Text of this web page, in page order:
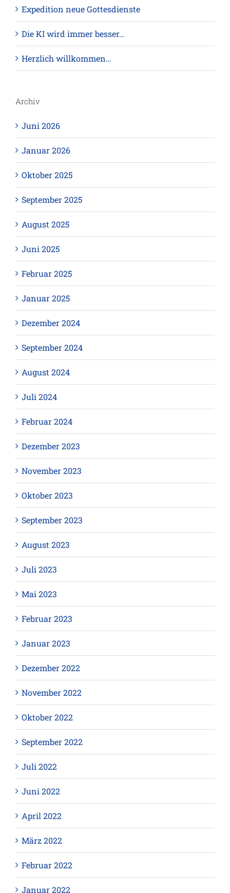
Expedition neue Gottesdienste
Die KI wird immer besser…
Herzlich willkommen…
Archiv
Juni 2026
Januar 2026
Oktober 2025
September 2025
August 2025
Juni 2025
Februar 2025
Januar 2025
Dezember 2024
September 2024
August 2024
Juli 2024
Februar 2024
Dezember 2023
November 2023
Oktober 2023
September 2023
August 2023
Juli 2023
Mai 2023
Februar 2023
Januar 2023
Dezember 2022
November 2022
Oktober 2022
September 2022
Juli 2022
Juni 2022
April 2022
März 2022
Februar 2022
Januar 2022